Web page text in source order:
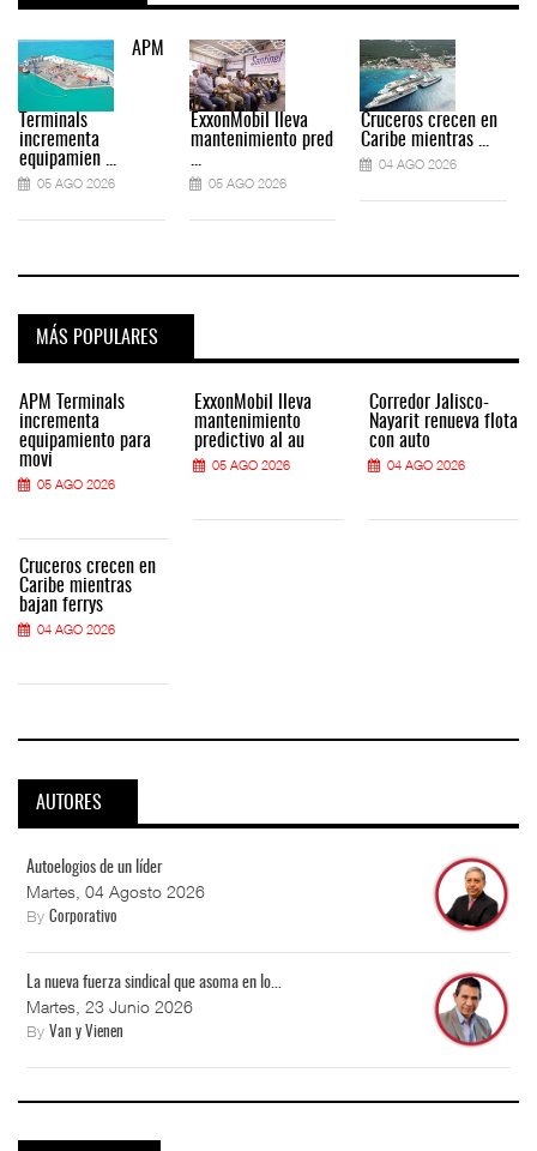
APM
Terminals
incrementa
equipamien ...
05 AGO 2026
ExxonMobil lleva
mantenimiento pred
05 AGO 2026
Cruceros crecen en
Caribe mientras ...
04 AGO 2026
MÁS POPULARES
APM Terminals
incrementa
equipamiento para
movi
05 AGO 2026
Cruceros crecen en
Caribe mientras
bajan ferrys
04 AGO 2026
ExxonMobil lleva
mantenimiento
predictivo al au
05 AGO 2026
Corredor Jalisco-
Nayarit renueva flota
con auto
04 AGO 2026
AUTORES
Autoelogios de un líder
Martes, 04 Agosto 2026
By Corporativo
La nueva fuerza sindical que asoma en lo...
Martes, 23 Junio 2026
By Van y Vienen